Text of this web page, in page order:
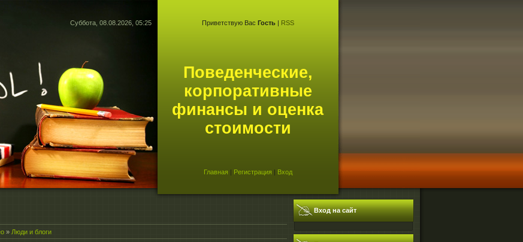
Суббота, 08.08.2026, 05:25 Приветствую Вас Гость| RSS
Поведенческие,
корпоративные
финансы и оценка
стоимости
Главная | Регистрация | Вход
» Люди и блоги
Вход на сайт